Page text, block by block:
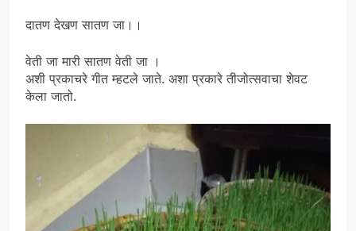
दातण देखण सातण जा।।
वेती जा मारी सातण वेती जा ।
अशी प्रकाचरे गीत म्हटले जाते. अशा प्रकारे तीजोत्सवाचा शेवट
केला जातो.